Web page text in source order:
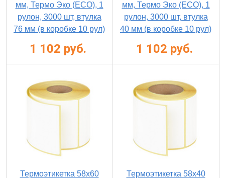
мм, Термо Эко (ECO), 1
рулон, 3000 шт, втулка
76 мм (в коробке 10 рул)
1 102 руб.
мм, Термо Эко (ECO), 1
рулон, 3000 шт, втулка
40 мм (в коробке 10 рул)
1 102 руб.
Термоэтикетка 58х60
Термоэтикетка 58х40